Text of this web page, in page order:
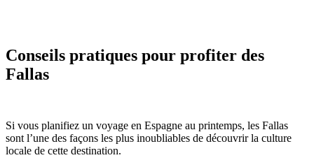
Conseils pratiques pour profiter des
Fallas
Si vous planifiez un voyage en Espagne au printemps, les Fallas
sont l’une des façons les plus inoubliables de découvrir la culture
locale de cette destination.